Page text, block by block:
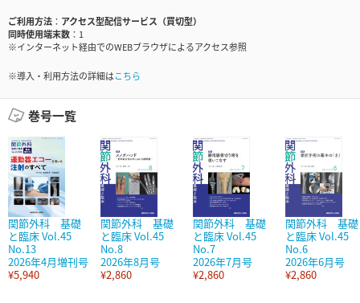
ご利用方法
アクセス型配信サービス（買切型）
同時使用端末数
1
※インターネット経由でのWEBブラウザによるアクセス参照
※導入・利用方法の詳細はこちら
巻号一覧
関節外科 基礎
と臨床 Vol.45
No.13
2026年4月増刊号
¥5,940
関節外科 基礎
と臨床 Vol.45
No.8
2026年8月号
¥2,860
関節外科 基礎
と臨床 Vol.45
No.7
2026年7月号
¥2,860
関節外科 基礎
と臨床 Vol.45
No.6
2026年6月号
¥2,860